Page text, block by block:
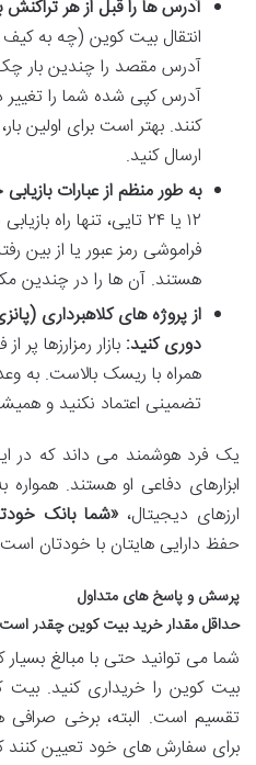
آدرس ها را قبل از هر
انتقال بیت کوین (چه به
آدرس مقصد را چندین بار چک
آدرس کپی شده شما را تغییر
کنند. بهتر است برای اولین
ارسال کنید.
به طور منظم از عبارات
۱۲ یا ۲۴ تایی، تنها راه
فراموشی رمز عبور یا از بین
هستند. آن ها را در چندین
از پروژه های کلاهبرداری
دوری کنید: بازار رمزارزها
همراه با ریسک بالاست. به
تضمینی اعتماد نکنید و
یک فرد هوشمند می داند که در
ابزارهای دفاعی او هستند.
ارزهای دیجیتال، «شما بانک
حفظ دارایی هایتان با خودتان
پرسش و پاسخ های متداول
حداقل مقدار خرید بیت کوین چقدر
بیت کوین را خریداری کنید.
تقسیم است. البته، برخی
برای سفارش های خود تعیین کنند